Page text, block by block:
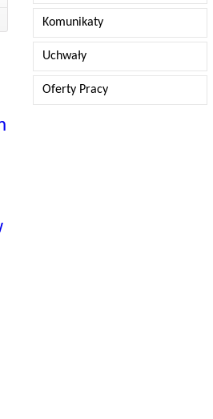
Komunikaty
Uchwały
Oferty Pracy